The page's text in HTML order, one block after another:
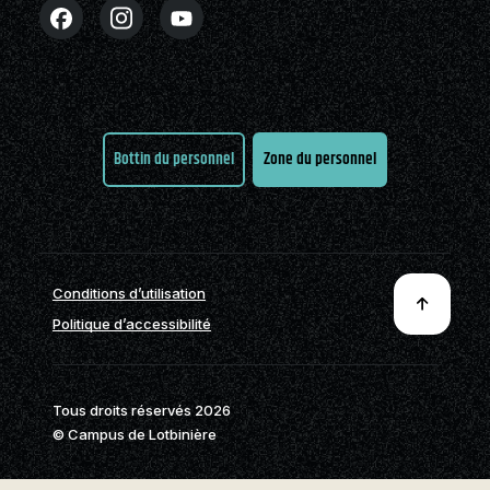
Actualités
Boutique
Partenaires
Foire aux
questions
Nous
joindre
Nouvelles
Nous joindre
Stages en alternance
travail-études (ATE)
À propos de la formation
générale
Annuaire des
programmes (PDF)
FAQ
Nous joindre
Cégépiens d’exception
Pavillon sportif
Bottin du personnel Zone du personnel
Conditions d’utilisation
Politique d’accessibilité
Tous droits réservés 2026
© Campus de Lotbinière